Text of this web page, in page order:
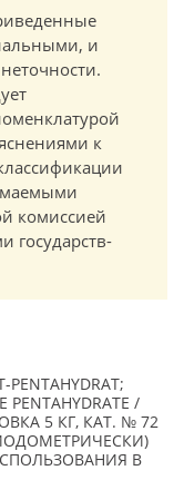
и
к
комиссией
государств-
PENTAHYDRATE /
5 КГ, КАТ. № 72
В